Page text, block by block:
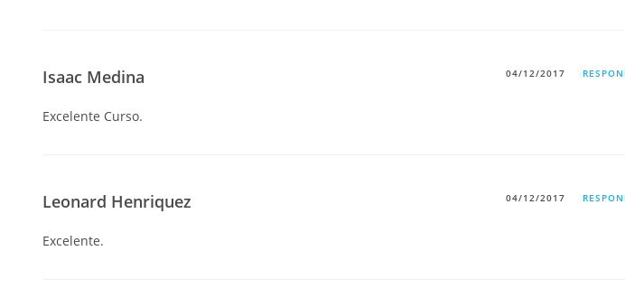
Isaac Medina 04/12/2017
Excelente Curso.
Leonard Henriquez 04/12/2017
Excelente.